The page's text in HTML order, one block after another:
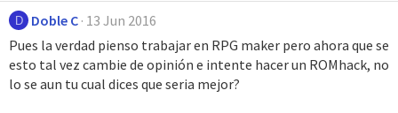
D Doble C 13 Jun 2016
Pues la verdad pienso trabajar en RPG maker pero ahora que se
esto tal vez cambie de opinión e intente hacer un ROMhack, no
lo se aun tu cual dices que seria mejor?